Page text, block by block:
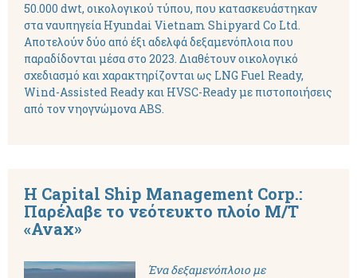
50.000 dwt, οικολογικού τύπου, που κατασκευάστηκαν
στα ναυπηγεία Hyundai Vietnam Shipyard Co Ltd.
Αποτελούν δύο από έξι αδελφά δεξαμενόπλοια που
παραδίδονται μέσα στο 2023. Διαθέτουν οικολογικό
σχεδιασμό και χαρακτηρίζονται ως LNG Fuel Ready,
Wind-Assisted Ready και HVSC-Ready με πιστοποιήσεις
από τον νηογνώμονα ABS.
Η Capital Ship Management Corp.:
Παρέλαβε το νεότευκτο πλοίο M/T
«Avax»
Ένα δεξαμενόπλοιο με